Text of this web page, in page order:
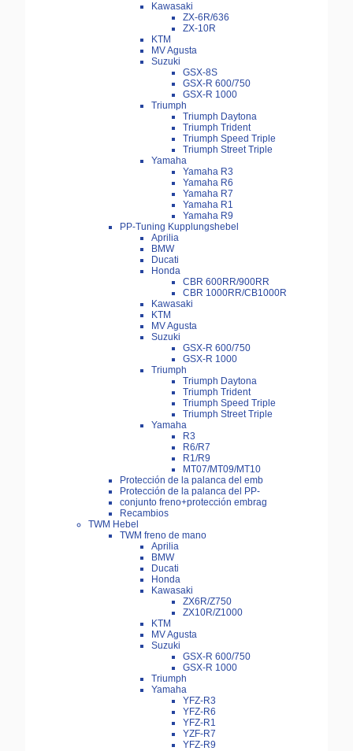
Kawasaki
ZX-6R/636
ZX-10R
KTM
MV Agusta
Suzuki
GSX-8S
GSX-R 600/750
GSX-R 1000
Triumph
Triumph Daytona
Triumph Trident
Triumph Speed Triple
Triumph Street Triple
Yamaha
Yamaha R3
Yamaha R6
Yamaha R7
Yamaha R1
Yamaha R9
PP-Tuning Kupplungshebel
Aprilia
BMW
Ducati
Honda
CBR 600RR/900RR
CBR 1000RR/CB1000R
Kawasaki
KTM
MV Agusta
Suzuki
GSX-R 600/750
GSX-R 1000
Triumph
Triumph Daytona
Triumph Trident
Triumph Speed Triple
Triumph Street Triple
Yamaha
R3
R6/R7
R1/R9
MT07/MT09/MT10
Protección de la palanca del emb
Protección de la palanca del PP-
conjunto freno+protección embrag
Recambios
TWM Hebel
TWM freno de mano
Aprilia
BMW
Ducati
Honda
Kawasaki
ZX6R/Z750
ZX10R/Z1000
KTM
MV Agusta
Suzuki
GSX-R 600/750
GSX-R 1000
Triumph
Yamaha
YFZ-R3
YFZ-R6
YFZ-R1
YZF-R7
YFZ-R9